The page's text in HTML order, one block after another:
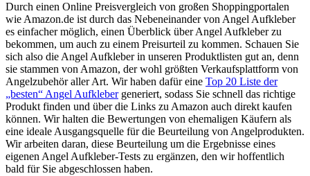
Durch einen Online Preisvergleich von großen Shoppingportalen
wie Amazon.de ist durch das Nebeneinander von Angel Aufkleber
es einfacher möglich, einen Überblick über Angel Aufkleber zu
bekommen, um auch zu einem Preisurteil zu kommen. Schauen Sie
sich also die Angel Aufkleber in unseren Produktlisten gut an, denn
sie stammen von Amazon, der wohl größten Verkaufsplattform von
Angelzubehör aller Art. Wir haben dafür eine Top 20 Liste der
„besten“ Angel Aufklebergeneriert, sodass Sie schnell das richtige
Produkt finden und über die Links zu Amazon auch direkt kaufen
können. Wir halten die Bewertungen von ehemaligen Käufern als
eine ideale Ausgangsquelle für die Beurteilung von Angelprodukten.
Wir arbeiten daran, diese Beurteilung um die Ergebnisse eines
eigenen Angel Aufkleber-Tests zu ergänzen, den wir hoffentlich
bald für Sie abgeschlossen haben.